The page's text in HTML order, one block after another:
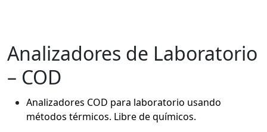
Analizadores de Laboratorio
– COD
Analizadores COD para laboratorio usando
métodos térmicos. Libre de químicos.